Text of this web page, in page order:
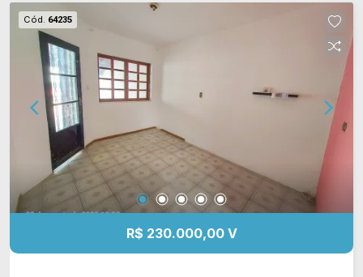
Cód. 64235
R$ 230.000,00 V